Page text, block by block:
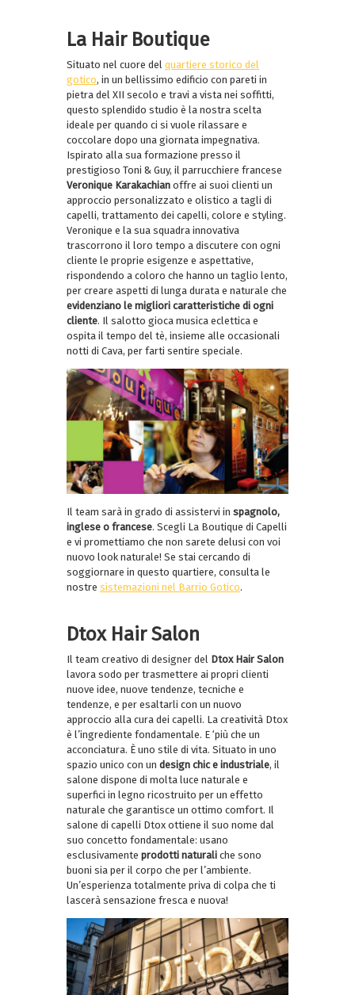
La Hair Boutique
Situato nel cuore del quartiere storico del
gotico, in un bellissimo edificio con pareti in
pietra del XII secolo e travi a vista nei soffitti,
questo splendido studio è la nostra scelta
ideale per quando ci si vuole rilassare e
coccolare dopo una giornata impegnativa.
Ispirato alla sua formazione presso il
prestigioso Toni & Guy, il parrucchiere francese
Veronique Karakachian offre ai suoi clienti un
approccio personalizzato e olistico a tagli di
capelli, trattamento dei capelli, colore e styling.
Veronique e la sua squadra innovativa
trascorrono il loro tempo a discutere con ogni
cliente le proprie esigenze e aspettative,
rispondendo a coloro che hanno un taglio lento,
per creare aspetti di lunga durata e naturale che
evidenziano le migliori caratteristiche di ogni
cliente. Il salotto gioca musica eclettica e
ospita il tempo del tè, insieme alle occasionali
notti di Cava, per farti sentire speciale.
Il team sarà in grado di assistervi in spagnolo,
inglese o francese. Scegli La Boutique di Capelli
e vi promettiamo che non sarete delusi con voi
nuovo look naturale! Se stai cercando di
soggiornare in questo quartiere, consulta le
nostre sistemazioni nel Barrio Gotico.
Dtox Hair Salon
Il team creativo di designer del Dtox Hair Salon
lavora sodo per trasmettere ai propri clienti
nuove idee, nuove tendenze, tecniche e
tendenze, e per esaltarli con un nuovo
approccio alla cura dei capelli. La creatività Dtox
è l’ingrediente fondamentale. E ‘più che un
acconciatura. È uno stile di vita. Situato in uno
spazio unico con un design chic e industriale, il
salone dispone di molta luce naturale e
superfici in legno ricostruito per un effetto
naturale che garantisce un ottimo comfort. Il
salone di capelli Dtox ottiene il suo nome dal
suo concetto fondamentale: usano
esclusivamente prodotti naturali che sono
buoni sia per il corpo che per l’ambiente.
Un’esperienza totalmente priva di colpa che ti
lascerà sensazione fresca e nuova!